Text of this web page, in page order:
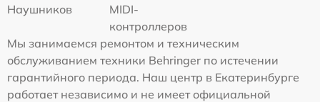
Наушников
MIDI-
контроллеров
Мы занимаемся ремонтом и техническим
обслуживанием техники Behringer по истечении
гарантийного периода. Наш центр в Екатеринбурге
работает независимо и не имеет официальной